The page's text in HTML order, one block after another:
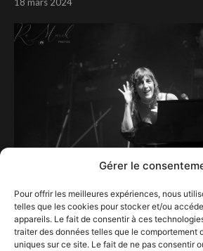
Gérer le
Pour offrir les meilleures expériences, nous
telles que les cookies pour stocker et/ou
appareils. Le fait de consentir à ces
traiter des données telles que le comportement
uniques sur ce site. Le fait de ne pas consentir
Juliette, on t’aime…
21 octobre 2023